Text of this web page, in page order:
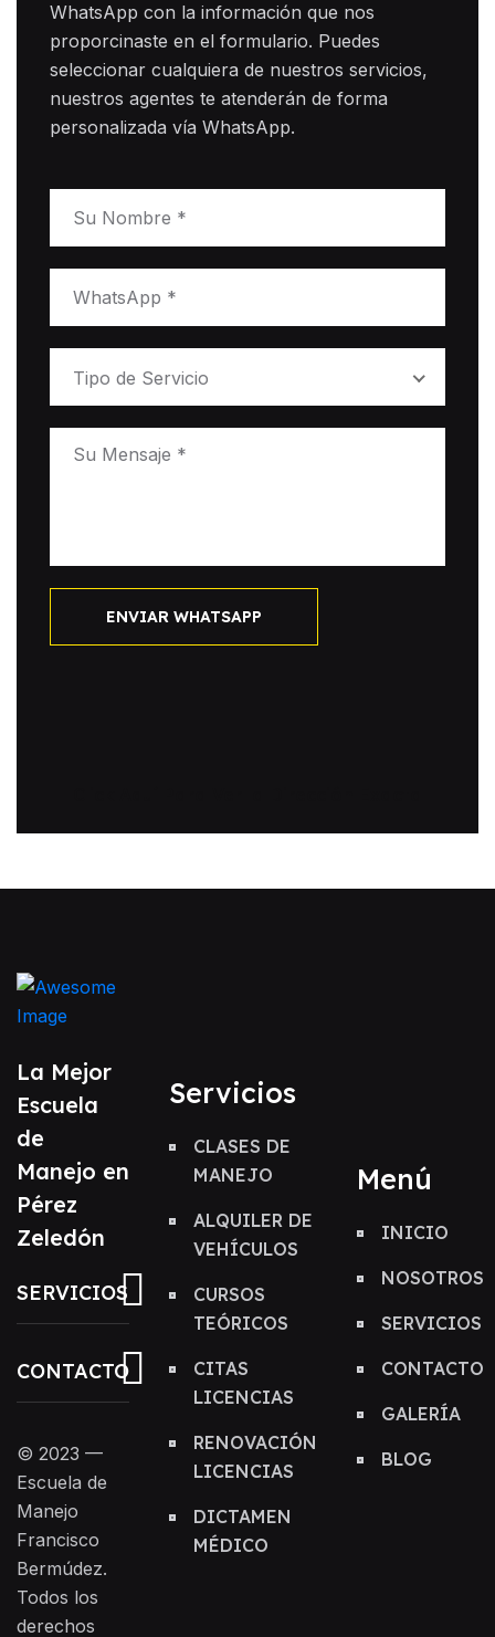
WhatsApp con la información que nos
proporcinaste en el formulario. Puedes
seleccionar cualquiera de nuestros servicios,
nuestros agentes te atenderán de forma
personalizada vía WhatsApp.
Tipo de Servicio
ENVIAR WHATSAPP
La Mejor
Escuela
de
Manejo en
Pérez
Zeledón
SERVICIOS
CONTACTO
© 2023 —
Escuela de
Manejo
Francisco
Bermúdez.
Todos los
derechos
Servicios
CLASES DE
MANEJO
ALQUILER DE
VEHÍCULOS
CURSOS
TEÓRICOS
CITAS
LICENCIAS
RENOVACIÓN
LICENCIAS
DICTAMEN
MÉDICO
Menú
INICIO
NOSOTROS
SERVICIOS
CONTACTO
GALERÍA
BLOG